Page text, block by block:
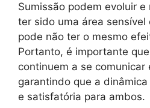
Sumissão podem evoluir e
ter sido uma área sensível
pode não ter o mesmo
Portanto, é importante
continuem a se comunicar
garantindo que a
e satisfatória para ambos.